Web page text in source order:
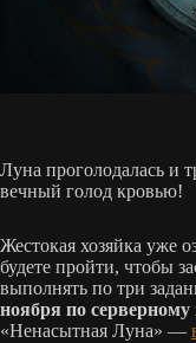
Луна проголодалась и
вечный голод кровью!
Жестокая хозяйка уже
будете пройти, чтобы
выполнять по три
ноября по
«Ненасытная Луна» —